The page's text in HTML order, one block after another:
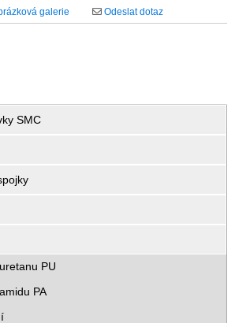
galerie Odeslat dotaz
SMC
PU
PA